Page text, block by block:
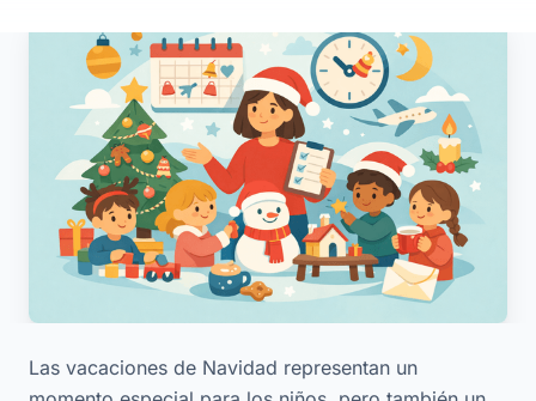
Las vacaciones de Navidad representan un